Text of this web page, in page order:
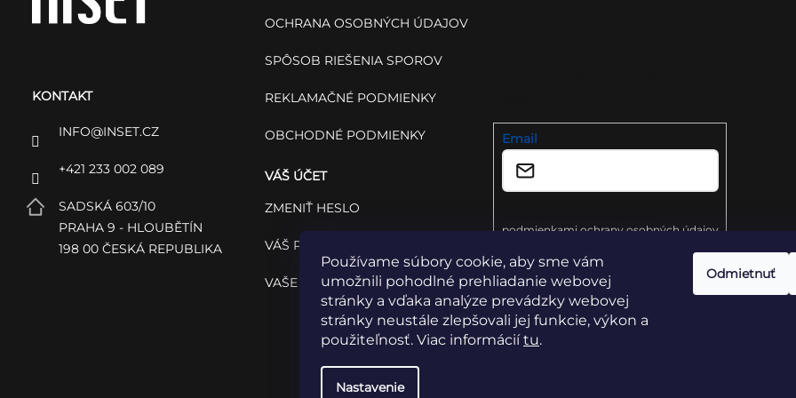
Používame súbory cookie, aby sme vám
umožnili pohodlné prehliadanie webovej
stránky a vďaka analýze prevádzky webovej
stránky neustále zlepšovali jej funkcie, výkon a
použiteľnosť. Viac informáciítu.
Nastavenie
Odmietnuť
KONTAKT
INFO@INSET.CZ
+421 233 002 089
SADSKÁ 603/10
PRAHA 9 - HLOUBĚTÍN
198 00 ČESKÁ REPUBLIKA
OCHRANA OSOBNÝCH ÚDAJOV
SPÔSOB RIEŠENIA SPOROV
REKLAMAČNÉ PODMIENKY
OBCHODNÉ PODMIENKY
VÁŠ ÚČET
ZMENIŤ HESLO
VÁŠ PROFIL
VAŠE OBJEDNÁVKY
Email
podmienkami ochrany osobných údajov
Prihlásiť sa